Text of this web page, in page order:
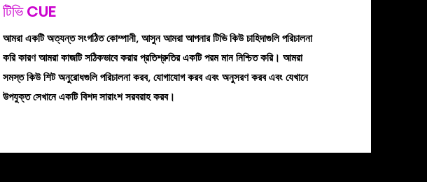
টিভি CUE
আমরা একটি অত্যন্ত সংগঠিত কোম্পানী, আসুন আমরা আপনার টিভি কিউ চাহিদাগুলি পরিচালনা
করি কারণ আমরা কাজটি সঠিকভাবে করার প্রতিশ্রুতির একটি পরম মান নিশ্চিত করি। আমরা
সমস্ত কিউ শিট অনুরোধগুলি পরিচালনা করব, যোগাযোগ করব এবং অনুসরণ করব এবং যেখানে
উপযুক্ত সেখানে একটি বিশদ সারাংশ সরবরাহ করব।